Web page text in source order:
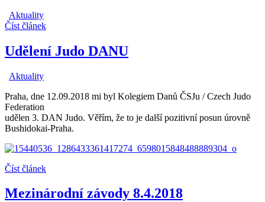
Aktuality
Číst článek
Udělení Judo DANU
Aktuality
Praha, dne 12.09.2018 mi byl Kolegiem Danů ČSJu / Czech Judo
Federation
udělen 3. DAN Judo. Věřím, že to je další pozitivní posun úrovně
Bushidokai-Praha.
Číst článek
Mezinárodní závody 8.4.2018